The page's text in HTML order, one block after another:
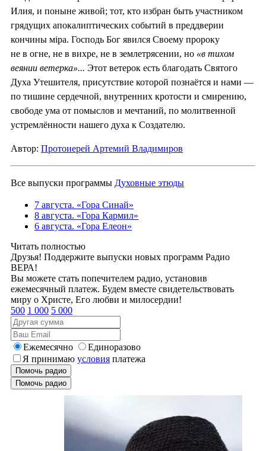
Илия, и поныне живой; тот, кто избран быть участником
грядущих апокалиптических событий в преддверии
кончины мiра. Господь Бог явился Своему пророку
не в огне, не в вихре, не в землетрясении, но «в тихом
веянии ветерка»... Этот ветерок есть благодать Святого
Духа Утешителя, присутствие которой познаётся и нами —
по тишине сердечной, внутренних кротости и смирению,
свободе ума от помыслов и мечтаний, по молитвенной
устремлённости нашего духа к Создателю.
Автор: Протоиерей Артемий Владимиров
Все выпуски программы Духовные этюды
7 августа. «Гора Синай»
8 августа. «Гора Кармил»
6 августа. «Гора Елеон»
Читать полностью
Друзья! Поддержите выпуски новых программ Радио
ВЕРА!
Вы можете стать попечителем радио, установив
ежемесячный платеж. Будем вместе свидетельствовать
миру о Христе, Его любви и милосердии!
500 1 000 5 000
Ежемесячно
Единоразово
Я принимаю условия платежа
Помочь радио
Помочь радио